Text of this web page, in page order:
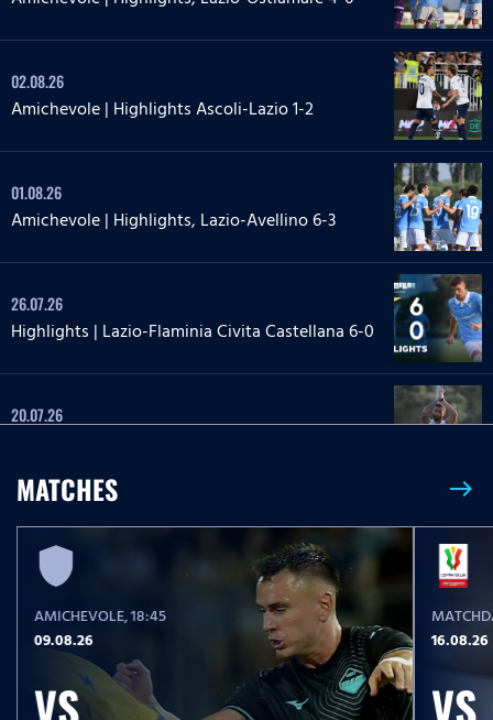
02.08.26
Amichevole | Highlights Ascoli-Lazio 1-2
01.08.26
Amichevole | Highlights, Lazio-Avellino 6-3
26.07.26
Highlights | Lazio-Flaminia Civita Castellana 6-0
20.07.26
Highlights Serie A Women Athora | Fiorentina-
Lazio Women 2-1
17.05.26
Highlights Serie A Enilive | Roma-Lazio 2-0
MATCHES east
AMICHEVOLE, 18:45
09.08.26
VS
16.08.26
VS